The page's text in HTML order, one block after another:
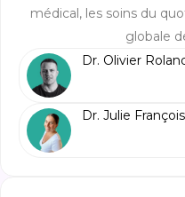
médical, les soins du
globale
Dr. Olivier
Dr. Julie François